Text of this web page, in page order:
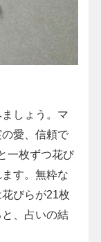
しょう。マ
愛、信頼で
一枚ずつ花び
す。無粋な
びらが21枚
、占いの結